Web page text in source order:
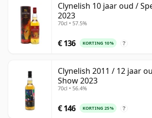
Clynelish 10 jaar oud /
2023
70cl • 57.5%
€ 136 KORTING 10% ?
Clynelish 2011 / 12 jaar
Show 2023
70cl • 56.4%
€ 146 KORTING 25% ?